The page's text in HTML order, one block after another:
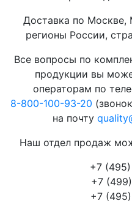
Доставка по Москве,
регионы России,
Все вопросы по
продукции вы
операторам по
8-800-100-93-20
на почту
Наш отдел продаж
+7
+7
+7